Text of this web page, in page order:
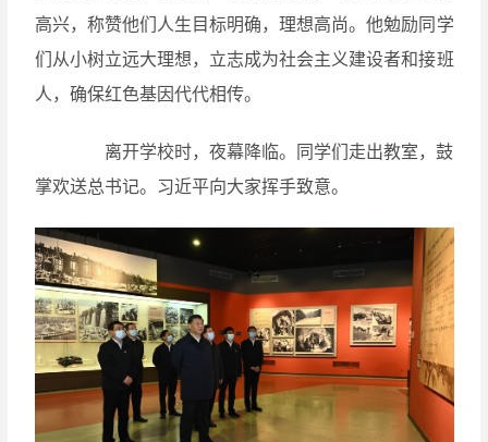
高兴，称赞他们人生目标明确，理想高尚。他勉励同学
们从小树立远大理想，立志成为社会主义建设者和接班
人，确保红色基因代代相传。
离开学校时，夜幕降临。同学们走出教室，鼓
掌欢送总书记。习近平向大家挥手致意。